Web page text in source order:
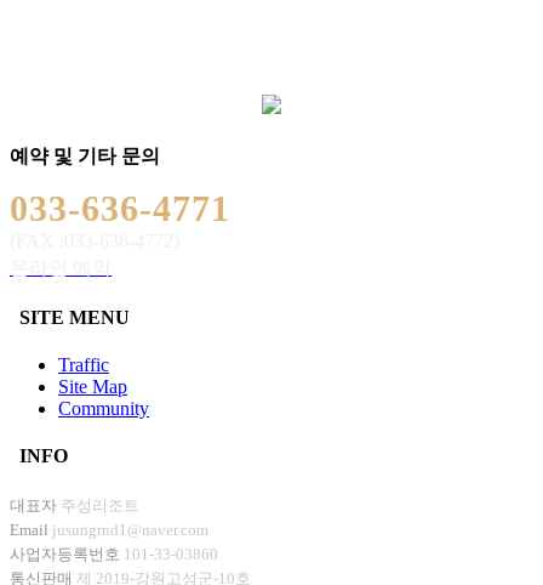
예약 및 기타 문의
033-636-4771
SITE MENU
Traffic
Site Map
Community
INFO
대표자 주성리조트
Email jusungrnd1@naver.com
사업자등록번호 101-33-03860
통신판매 제 2019-강원고성군-10호